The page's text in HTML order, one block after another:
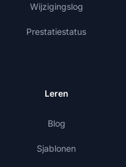
Wijzigingslog
Prestatiestatus
Leren
Blog
Sjablonen